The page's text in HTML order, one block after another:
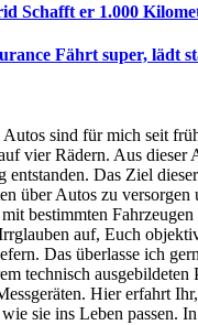
Schafft er 1.000
Fährt super, lädt
sind für mich seit
vier Rädern. Aus dieser
entstanden. Das Ziel
über Autos zu versorgen
bestimmten
auf, Euch
Das überlasse ich
technisch ausgebildeten
Hier erfahrt
sie ins Leben passen.